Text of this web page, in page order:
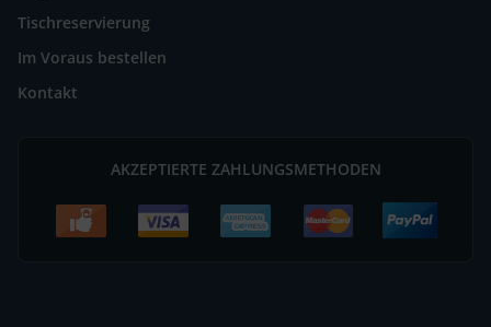
Tischreservierung
Im Voraus bestellen
Kontakt
AKZEPTIERTE ZAHLUNGSMETHODEN